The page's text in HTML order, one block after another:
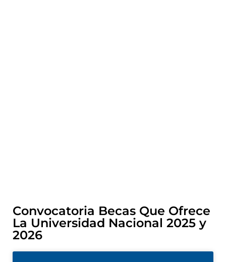
Convocatoria Becas Que Ofrece
La Universidad Nacional 2025 y
2026